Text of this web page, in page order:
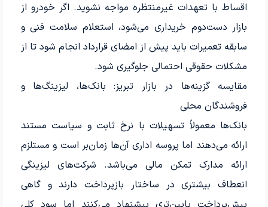
اقساط با تعهدات غیرمنتظره مواجه نشوید. اگر خودرو از
بازار دست‌دوم خریداری می‌شود، استعلام سلامت فنی و
سابقه تعمیرات باید پیش از امضای قرارداد انجام شود تا از
مشکلات حقوقی احتمالی جلوگیری شود.
مقایسه گزینه‌ها در بازار تبریز: بانک‌ها، لیزینگ‌ها و
فروشندگان محلی
بانک‌ها معمولاً تسهیلات با نرخ ثابت و سیاست مستند
ارائه می‌دهند اما پروسه اداری آن‌ها زمان‌بر است و مستلزم
ارائه مدارک تمکن مالی می‌باشد. شرکت‌های لیزینگی
انعطاف بیشتری در ساختار بازپرداخت دارند و گاهی